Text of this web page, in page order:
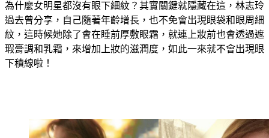
為什麼女明星都沒有眼下細紋？其實關鍵就隱藏在這，林志玲
過去曾分享，自己隨著年齡增長，也不免會出現眼袋和眼周細
紋，這時候她除了會在睡前厚敷眼霜，就連上妝前也會透過遮
瑕膏調和乳霜，來增加上妝的滋潤度，如此一來就不會出現眼
下積線啦！